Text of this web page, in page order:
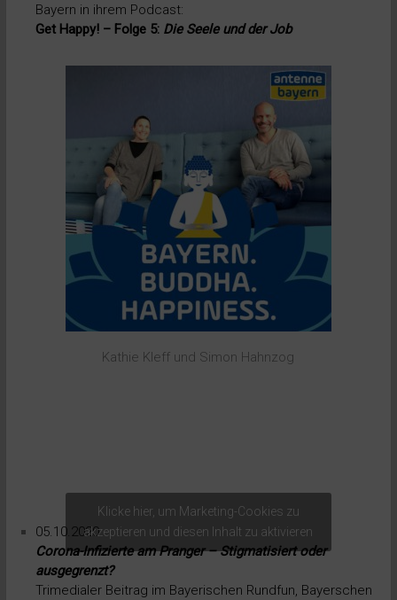
Bayern in ihrem Podcast:
Get Happy! – Folge 5: Die Seele und der Job
Kathie Kleff und Simon Hahnzog
Klicke hier, um Marketing-Cookies zu
akzeptieren und diesen Inhalt zu aktivieren
05.10.2020:
Corona-Infizierte am Pranger – Stigmatisiert oder
ausgegrenzt?
Trimedialer Beitrag im Bayerischen Rundfun, Bayerschen